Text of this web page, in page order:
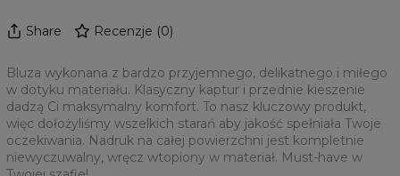
Share Recenzje (0)
Bluza wykonana z bardzo przyjemnego, delikatnego i miłego
w dotyku materiału. Klasyczny kaptur i przednie kieszenie
dadzą Ci maksymalny komfort. To nasz kluczowy produkt,
więc dołożyliśmy wszelkich starań aby jakość spełniała Twoje
oczekiwania. Nadruk na całej powierzchni jest kompletnie
niewyczuwalny, wręcz wtopiony w materiał. Must-have w